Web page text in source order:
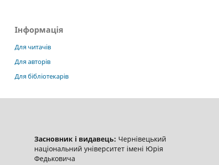
Інформація
Для читачів
Для авторів
Для бібліотекарів
Засновник і видавець: Чернівецький
національний університет імені Юрія
Федьковича